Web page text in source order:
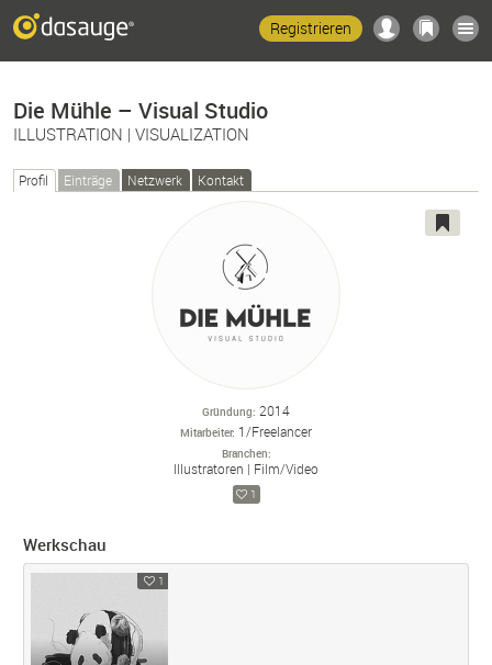
Registrieren
Die Mühle – Visual Studio
ILLUSTRATION | VISUALIZATION
Profil Einträge Netzwerk Kontakt
Gründung 2014
Mitarbeiter 1/Freelancer
Branchen
Illustratoren Film/Video
1
Werkschau
1